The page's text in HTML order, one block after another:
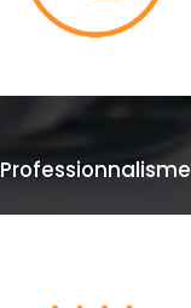
Professionnalisme